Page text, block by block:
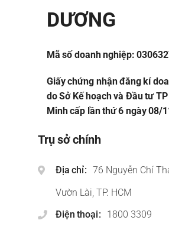
DƯƠNG
Mã số doanh nghiệp:
Giấy chứng nhận đăng kí
do Sở Kế hoạch và Đầu tư TP
Minh cấp lần thứ 6 ngày 08/
Trụ sở chính
Địa chỉ
76 Nguyễn Chí
Vườn Lài, TP. HCM
Điện thoại
1800 3309